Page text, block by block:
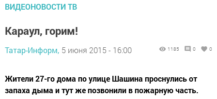
ВИДЕОНОВОСТИ ТВ
Караул, горим!
Татар-Информ, 5 июня 2015 - 16:00 1185 0 0
Жители 27-го дома по улице Шашина проснулись от
запаха дыма и тут же позвонили в пожарную часть.